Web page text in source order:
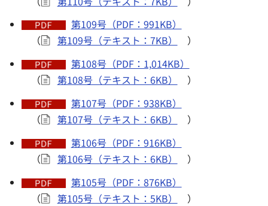
第109号（PDF：991KB）
（
第109号（テキスト：7KB）
）
第108号（PDF：1,014KB）
（
第108号（テキスト：6KB）
）
第107号（PDF：938KB）
（
第107号（テキスト：6KB）
）
第106号（PDF：916KB）
（
第106号（テキスト：6KB）
）
第105号（PDF：876KB）
（
第105号（テキスト：5KB）
）